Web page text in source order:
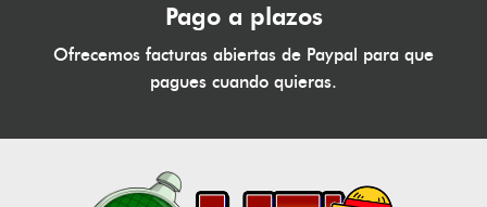
Pago a plazos
Ofrecemos facturas abiertas de Paypal para que
pagues cuando quieras.